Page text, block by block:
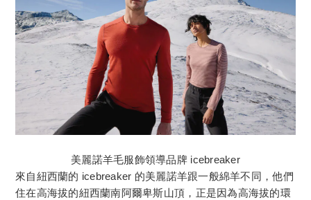
美麗諾羊毛服飾領導品牌 icebreaker
來自紐西蘭的 icebreaker 的美麗諾羊跟一般綿羊不同，他們
住在高海拔的紐西蘭南阿爾卑斯山頂，正是因為高海拔的環